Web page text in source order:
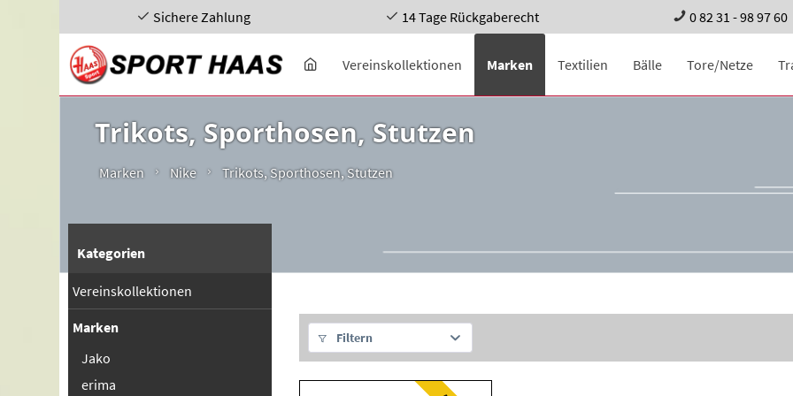
Sichere Zahlung 14 Tage Rückgaberecht 0 82 31 - 98 97 60
Vereinskollektionen Marken Textilien Bälle Tore/Netze
Trikots, Sporthosen, Stutzen
Marken Nike Trikots, Sporthosen, Stutzen
Kategorien
Vereinskollektionen
Marken
Jako
erima
Filtern